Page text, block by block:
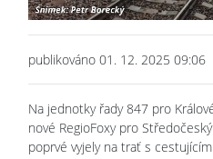
publikováno 01. 12. 2025 09:06
Na jednotky řady 847 pro
nové RegioFoxy pro
poprvé vyjely na trať s